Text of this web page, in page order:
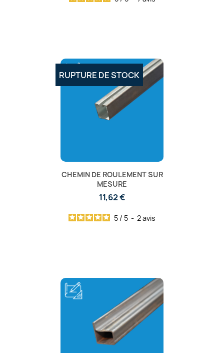
CHEMIN DE ROULEMENT SUR
MESURE
11,62 €
5 / 5 - 2avis
RUPTURE DE STOCK